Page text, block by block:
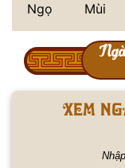
Ngọ Mùi
Xem